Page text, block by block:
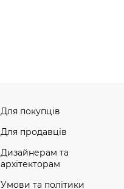
Для покупців
Для продавців
Дизайнерам та
архітекторам
Умови та політики